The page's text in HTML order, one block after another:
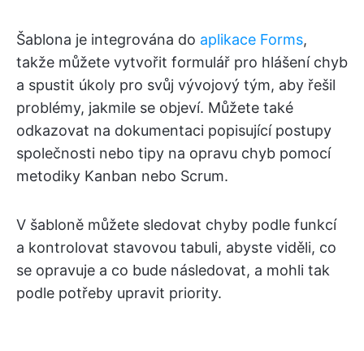
Šablona je integrována do aplikace Forms,
takže můžete vytvořit formulář pro hlášení chyb
a spustit úkoly pro svůj vývojový tým, aby řešil
problémy, jakmile se objeví. Můžete také
odkazovat na dokumentaci popisující postupy
společnosti nebo tipy na opravu chyb pomocí
metodiky Kanban nebo Scrum.
V šabloně můžete sledovat chyby podle funkcí
a kontrolovat stavovou tabuli, abyste viděli, co
se opravuje a co bude následovat, a mohli tak
podle potřeby upravit priority.